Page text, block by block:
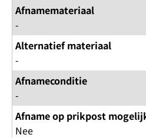
Afnamemateriaal
-
Alternatief materiaal
-
Afnameconditie
-
Afname op prikpost
Nee